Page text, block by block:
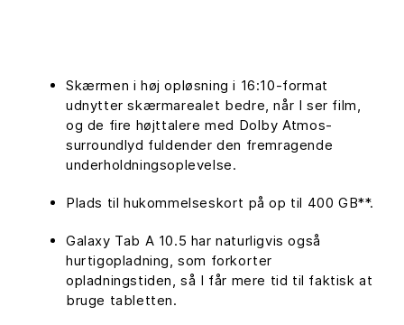
Skærmen i høj opløsning i 16:10-format
udnytter skærmarealet bedre, når I ser film,
og de fire højttalere med Dolby Atmos-
surroundlyd fuldender den fremragende
underholdningsoplevelse.
Plads til hukommelseskort på op til 400 GB**.
Galaxy Tab A 10.5 har naturligvis også
hurtigopladning, som forkorter
opladningstiden, så I får mere tid til faktisk at
bruge tabletten.